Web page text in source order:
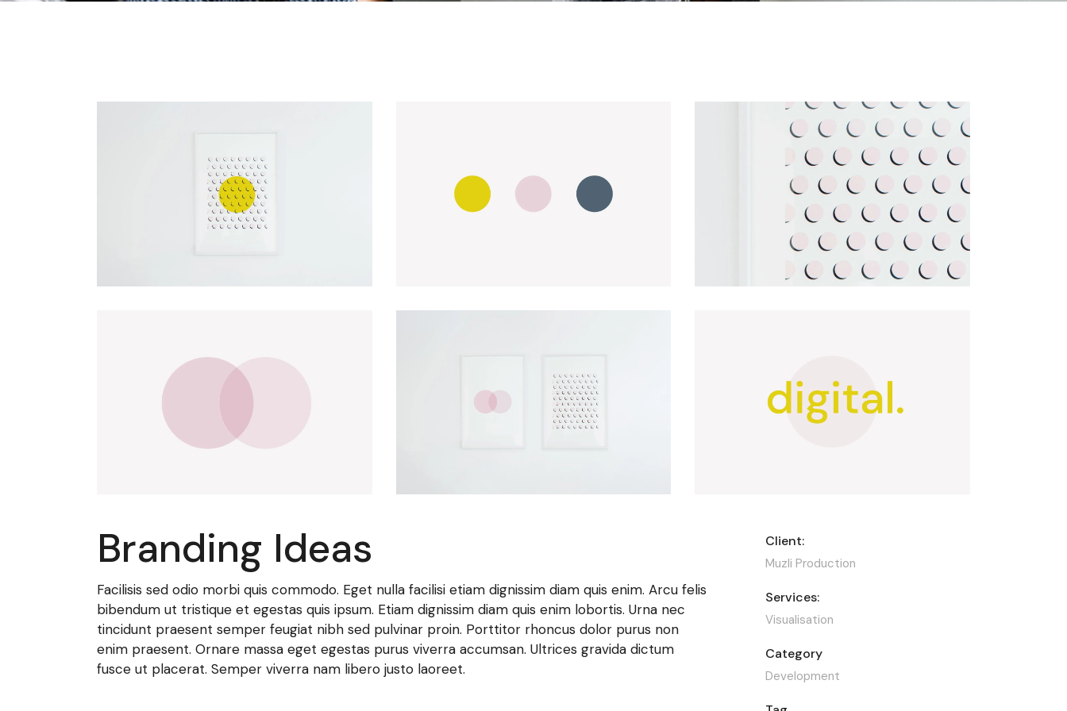
Branding Ideas
Facilisis sed odio morbi quis commodo. Eget nulla facilisi etiam dignissim diam quis enim. Arcu felis
bibendum ut tristique et egestas quis ipsum. Etiam dignissim diam quis enim lobortis. Urna nec
tincidunt praesent semper feugiat nibh sed pulvinar proin. Porttitor rhoncus dolor purus non
enim praesent. Ornare massa eget egestas purus viverra accumsan. Ultrices gravida dictum
fusce ut placerat. Semper viverra nam libero justo laoreet.
Client:
Muzli Production
Services:
Visualisation
Category
Development